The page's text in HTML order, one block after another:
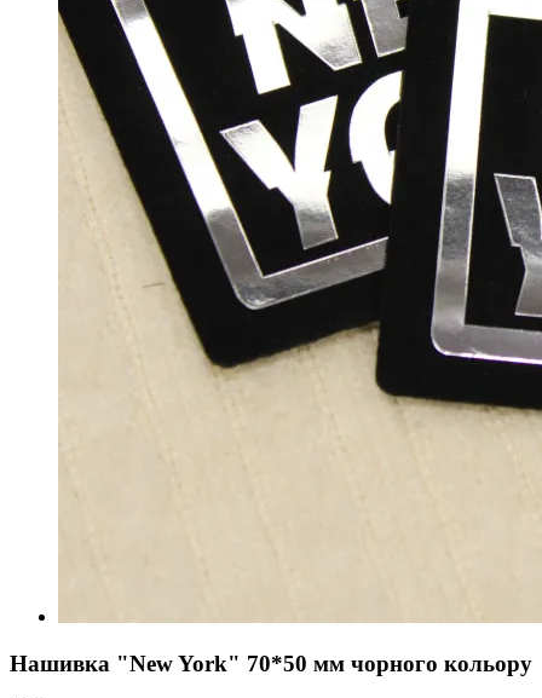
Нашивка "New York" 70*50 мм чорного кольору